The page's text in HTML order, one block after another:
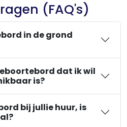
(FAQ's)
in de grond
dat ik wil
is?
bij jullie huur, is